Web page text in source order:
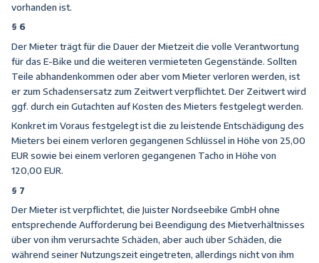
vorhanden ist.
§ 6
Der Mieter trägt für die Dauer der Mietzeit die volle Verantwortung
für das E-Bike und die weiteren vermieteten Gegenstände. Sollten
Teile abhandenkommen oder aber vom Mieter verloren werden, ist
er zum Schadensersatz zum Zeitwert verpflichtet. Der Zeitwert wird
ggf. durch ein Gutachten auf Kosten des Mieters festgelegt werden.
Konkret im Voraus festgelegt ist die zu leistende Entschädigung des
Mieters bei einem verloren gegangenen Schlüssel in Höhe von 25,00
EUR sowie bei einem verloren gegangenen Tacho in Höhe von
120,00 EUR.
§ 7
Der Mieter ist verpflichtet, die Juister Nordseebike GmbH ohne
entsprechende Aufforderung bei Beendigung des Mietverhältnisses
über von ihm verursachte Schäden, aber auch über Schäden, die
während seiner Nutzungszeit eingetreten, allerdings nicht von ihm